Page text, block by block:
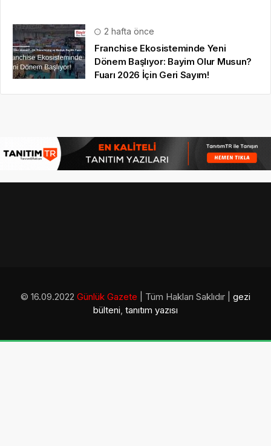
2 hafta önce
Franchise Ekosisteminde Yeni
Dönem Başlıyor: Bayim Olur Musun?
Fuarı 2026 İçin Geri Sayım!
© 16.09.2022 Günlük Gazete | Tüm Hakları Saklıdır | gezi
bülteni, tanıtım yazısı